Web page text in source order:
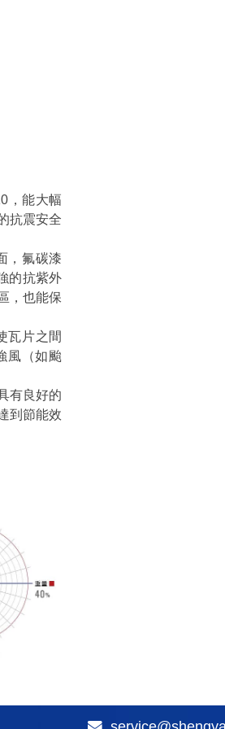
，能大幅
抗震安全
，氟碳漆
的抗紫外
，也能保
瓦片之間
風（如颱
有良好的
到節能效